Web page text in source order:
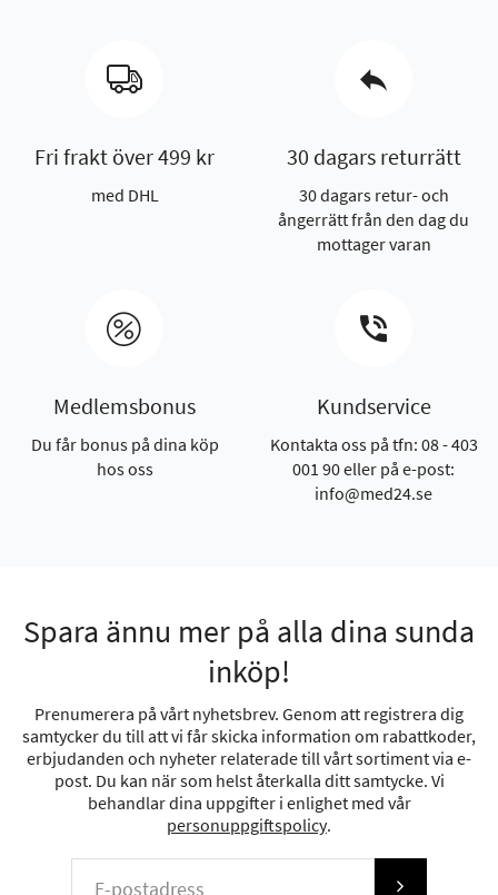
Fri frakt över 499 kr
med DHL
30 dagars returrätt
30 dagars retur- och
ångerrätt från den dag du
mottager varan
Medlemsbonus
Du får bonus på dina köp
hos oss
Kundservice
Kontakta oss på tfn: 08 - 403
001 90 eller på e-post:
info@med24.se
Spara ännu mer på alla dina sunda
inköp!
Prenumerera på vårt nyhetsbrev. Genom att registrera dig
samtycker du till att vi får skicka information om rabattkoder,
erbjudanden och nyheter relaterade till vårt sortiment via e-
post. Du kan när som helst återkalla ditt samtycke. Vi
behandlar dina uppgifter i enlighet med vår
personuppgiftspolicy.